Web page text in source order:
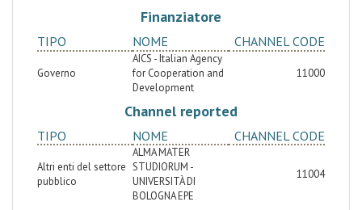
di una piattaforma pilota di informazione e
iniziative di formazione promosse e / o finanziate
dalla Cooperazione Italiana, a partire da quelle
relative al turismo sostenibile e argomenti correlati,
con una visione a lungo termine del collezionismo,
dell'organizzazione e strutturare razionalmente tutte
le esperienze passate della cooperazione allo
sviluppo italiana, proiettarle nel futuro.
Finanziatore
TIPO NOME CHANNEL CODE
Governo
AICS - Italian Agency
for Cooperation and
Development
11000
Channel reported
TIPO NOME CHANNEL CODE
Altri enti del settore
pubblico
ALMA MATER
STUDIORUM -
UNIVERSITÀ DI
BOLOGNA EPE
11004